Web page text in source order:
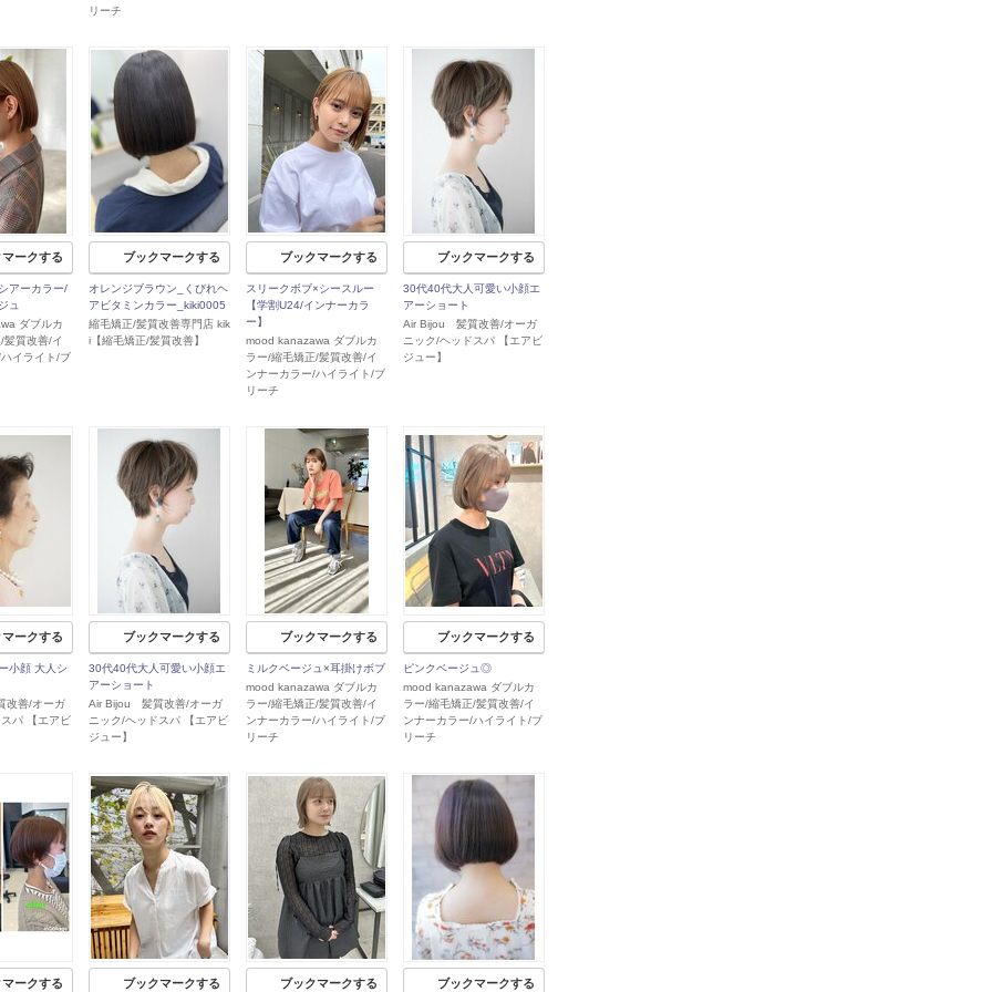
リーチ
ークする
アーカラー/
ュ
ダブルカ
髪質改善/イ
イライト/ブ
ブックマークする
オレンジブラウン_くびれヘ
アビタミンカラー_kiki0005
縮毛矯正/髪質改善専門店 kik
i【縮毛矯正/髪質改善】
ブックマークする
スリークボブ×シースルー
【学割U24/インナーカラ
ー】
mood kanazawa ダブルカ
ラー/縮毛矯正/髪質改善/イ
ンナーカラー/ハイライト/ブ
リーチ
ブックマークする
30代40代大人可愛い小顔エ
アーショート
Air Bijou 髪質改善/オーガ
ニック/ヘッドスパ 【エアビ
ジュー】
ークする
小顔 大人シ
善/オーガ
パ 【エアビ
ブックマークする
30代40代大人可愛い小顔エ
アーショート
Air Bijou 髪質改善/オーガ
ニック/ヘッドスパ 【エアビ
ジュー】
ブックマークする
ミルクベージュ×耳掛けボブ
mood kanazawa ダブルカ
ラー/縮毛矯正/髪質改善/イ
ンナーカラー/ハイライト/ブ
リーチ
ブックマークする
ピンクベージュ◎
mood kanazawa ダブルカ
ラー/縮毛矯正/髪質改善/イ
ンナーカラー/ハイライト/ブ
リーチ
ークする ブックマークする ブックマークする ブックマークする